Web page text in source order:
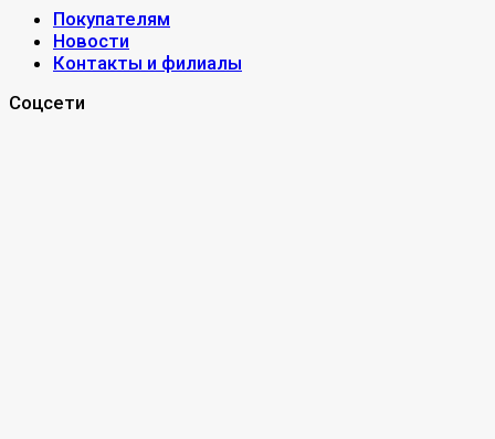
Покупателям
Новости
Контакты и филиалы
Соцсети